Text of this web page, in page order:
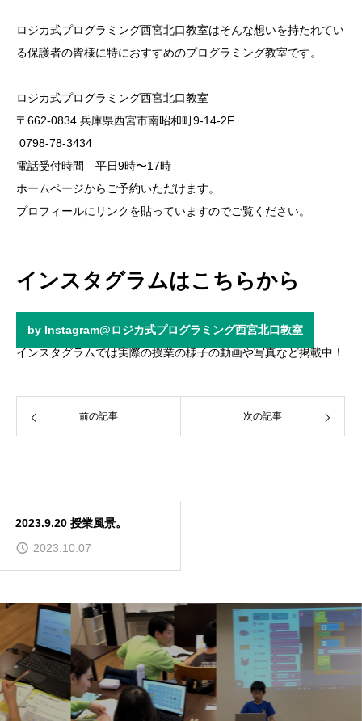
ロジカ式プログラミング西宮北口教室はそんな想いを持たれてい
る保護者の皆様に特におすすめのプログラミング教室です。
ロジカ式プログラミング西宮北口教室
〒662-0834 兵庫県西宮市南昭和町9-14-2F
️ 0798-78-3434
電話受付時間 平日9時〜17時
ホームページからご予約いただけます。
プロフィールにリンクを貼っていますのでご覧ください。
インスタグラムはこちらから
by Instagram@ロジカ式プログラミング西宮北口教室
インスタグラムでは実際の授業の様子の動画や写真など掲載中！
前の記事 次の記事
2023.9.20 授業風景。
2023.10.07